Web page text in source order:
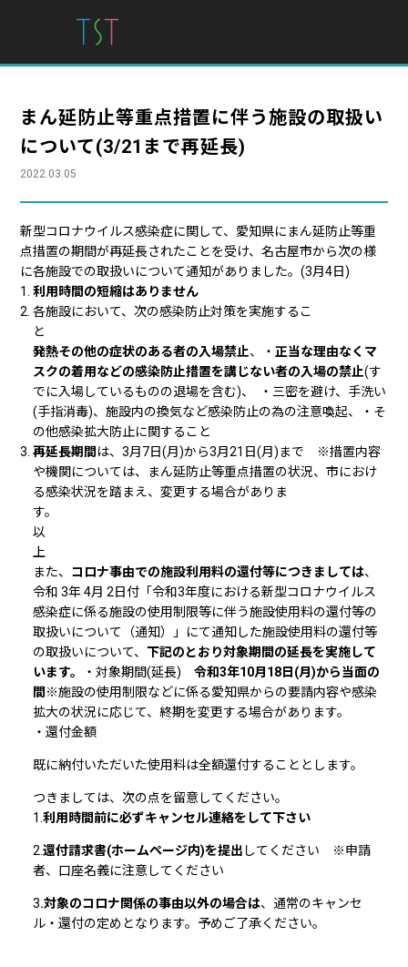
まん延防止等重点措置に伴う施設の取扱い
について(3/21まで再延長)
2022.03.05
新型コロナウイルス感染症に関して、愛知県にまん延防止等重
点措置の期間が再延長されたことを受け、名古屋市から次の様
に各施設での取扱いについて通知がありました。(3月4日)
利用時間の短縮はありません
各施設において、次の感染防止対策を実施するこ
と
発熱その他の症状のある者の入場禁止、・正当な理由なくマ
スクの着用などの感染防止措置を講じない者の入場の禁止(す
でに入場しているものの退場を含む)、 ・三密を避け、手洗い
(手指消毒)、施設内の換気など感染防止の為の注意喚起、・そ
の他感染拡大防止に関すること
再延長期間 は、3月7日(月)から3月21日(月)まで ※措置内容
や機関については、まん延防止等重点措置の状況、市におけ
る感染状況を踏まえ、変更する場合がありま
す
以
また、 コロナ事由での施設利用料の還付等につきましては、
令和 3年 4月 2日付「令和3年度における新型コロナウイルス
感染症に係る施設の使用制限等に伴う施設使用料の還付等の
取扱いについて（通知）」にて通知した施設使用料の還付等
の取扱いについて、 下記のとおり対象期間の延長を実施して
います。
・対象期間(延長) 令和3年10月18日(月)から当面の
間 ※施設の使用制限などに係る愛知県からの要請内容や感染
拡大の状況に応じて、終期を変更する場合があります。
・還付金額
既に納付いただいた使用料は全額還付することとします。
つきましては、次の点を留意してください。
1.利用時間前に必ずキャンセル連絡をして下さい
2.還付請求書(ホームページ内)を提出 してください ※申請
者、口座名義に注意してください
3.対象のコロナ関係の事由以外の場合は、通常のキャンセ
ル・還付の定めとなります。予めご了承ください。